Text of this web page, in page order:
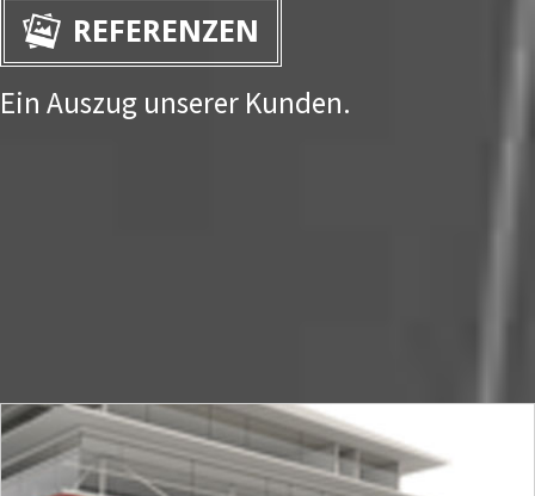
REFERENZEN
Ein Auszug unserer Kunden.